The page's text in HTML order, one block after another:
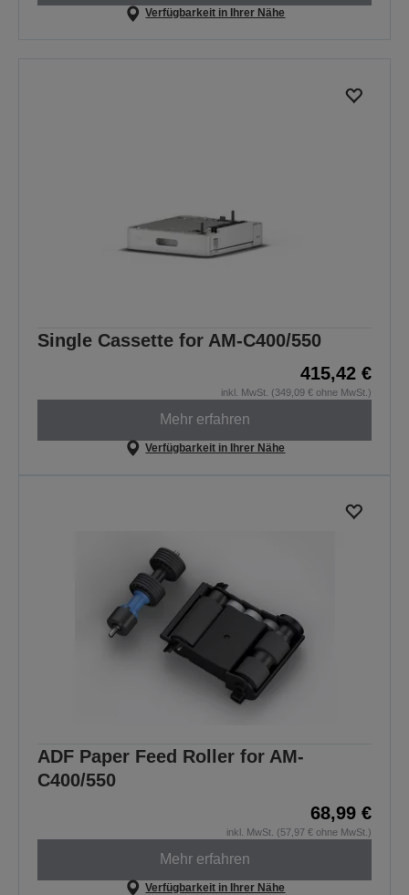
Verfügbarkeit in Ihrer Nähe
Single Cassette for AM-C400/550
415,42 €
inkl. MwSt. (349,09 € ohne MwSt.)
Mehr erfahren
Verfügbarkeit in Ihrer Nähe
ADF Paper Feed Roller for AM-
C400/550
68,99 €
inkl. MwSt. (57,97 € ohne MwSt.)
Mehr erfahren
Verfügbarkeit in Ihrer Nähe